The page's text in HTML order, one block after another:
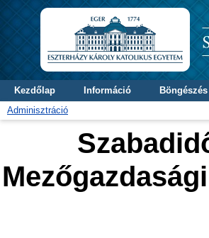
Kezdőlap Információ
Böngészés
Adminisztráció